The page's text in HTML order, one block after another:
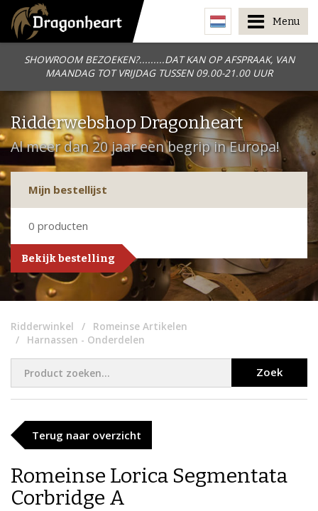
SHOWROOM BEZOEKEN?.........DAT KAN OP AFSPRAAK, VAN
MAANDAG TOT VRIJDAG TUSSEN 09.00-21.00 UUR
Menu
Ridderwebshop Dragonheart
Al meer dan 20 jaar een begrip in Europa!
Mijn bestellijst
0 producten
Bekijk bestelling
Ridderwinkel
Romeinse Artikelen
Harnassen - Onderdelen
Zoek
Terug naar overzicht
Romeinse Lorica Segmentata
Corbridge A